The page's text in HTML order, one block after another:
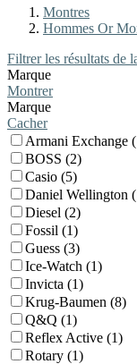
Montres
Hommes Or
Filtrer les résultats de
Marque
Montrer
Marque
Cacher
Armani Exchange
BOSS (2)
Casio (5)
Daniel Wellington
Diesel (2)
Fossil (1)
Guess (3)
Ice-Watch (1)
Invicta (1)
Krug-Baumen (8)
Q&Q (1)
Reflex Active (1)
Rotary (1)